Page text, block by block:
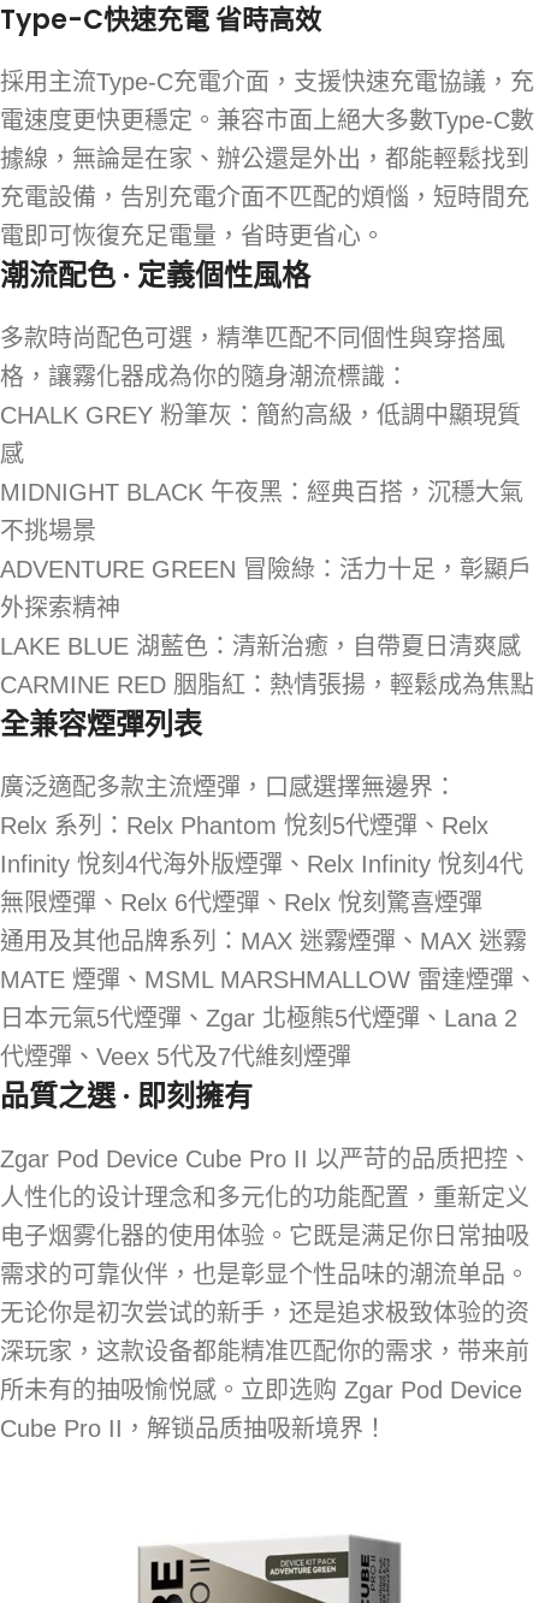
Type-C快速充電 省時高效
採用主流Type-C充電介面，支援快速充電協議，充
電速度更快更穩定。兼容市面上絕大多數Type-C數
據線，無論是在家、辦公還是外出，都能輕鬆找到
充電設備，告別充電介面不匹配的煩惱，短時間充
電即可恢復充足電量，省時更省心。
潮流配色 · 定義個性風格
多款時尚配色可選，精準匹配不同個性與穿搭風
格，讓霧化器成為你的隨身潮流標識：
CHALK GREY 粉筆灰：簡約高級，低調中顯現質
感
MIDNIGHT BLACK 午夜黑：經典百搭，沉穩大氣
不挑場景
ADVENTURE GREEN 冒險綠：活力十足，彰顯戶
外探索精神
LAKE BLUE 湖藍色：清新治癒，自帶夏日清爽感
CARMINE RED 胭脂紅：熱情張揚，輕鬆成為焦點
全兼容煙彈列表
廣泛適配多款主流煙彈，口感選擇無邊界：
Relx 系列：Relx Phantom 悅刻5代煙彈、Relx
Infinity 悅刻4代海外版煙彈、Relx Infinity 悅刻4代
無限煙彈、Relx 6代煙彈、Relx 悅刻驚喜煙彈
通用及其他品牌系列：MAX 迷霧煙彈、MAX 迷霧
MATE 煙彈、MSML MARSHMALLOW 雷達煙彈、
日本元氣5代煙彈、Zgar 北極熊5代煙彈、Lana 2
代煙彈、Veex 5代及7代維刻煙彈
品質之選 · 即刻擁有
Zgar Pod Device Cube Pro II 以严苛的品质把控、
人性化的设计理念和多元化的功能配置，重新定义
电子烟雾化器的使用体验。它既是满足你日常抽吸
需求的可靠伙伴，也是彰显个性品味的潮流单品。
无论你是初次尝试的新手，还是追求极致体验的资
深玩家，这款设备都能精准匹配你的需求，带来前
所未有的抽吸愉悦感。立即选购 Zgar Pod Device
Cube Pro II，解锁品质抽吸新境界！